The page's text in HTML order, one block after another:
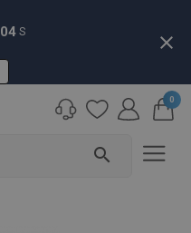
03 S close
search
0